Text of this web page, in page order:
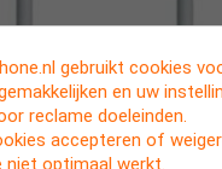
Snel bekijken
data sync kabel voor de
en iPad (wit, 1 meter)
€ 2,95
gebruikt cookies
en uw
reclame doeleinden.
accepteren of
niet optimaal werkt.